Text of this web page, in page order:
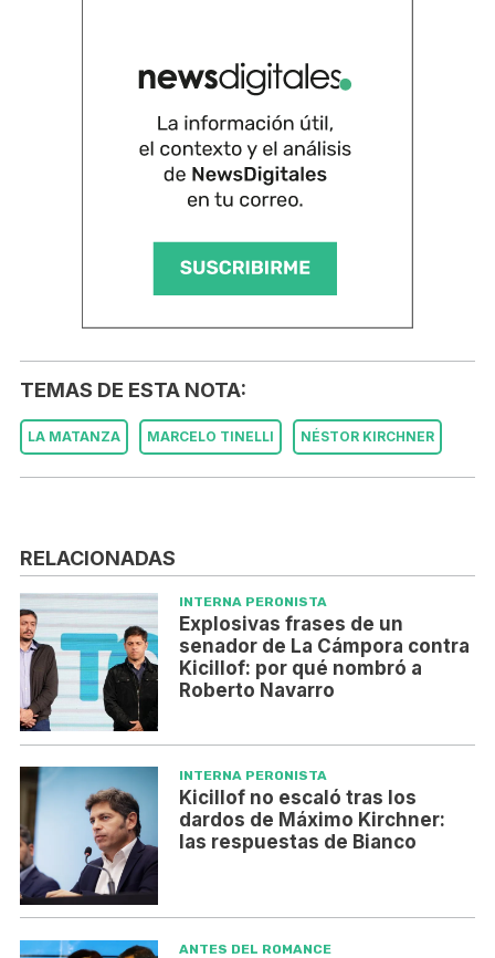
TEMAS DE ESTA NOTA:
LA MATANZA MARCELO TINELLI NÉSTOR KIRCHNER
RELACIONADAS
INTERNA PERONISTA
Explosivas frases de un
senador de La Cámpora contra
Kicillof: por qué nombró a
Roberto Navarro
INTERNA PERONISTA
Kicillof no escaló tras los
dardos de Máximo Kirchner:
las respuestas de Bianco
ANTES DEL ROMANCE